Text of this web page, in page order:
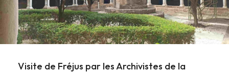
Visite de Fréjus par les Archivistes de la